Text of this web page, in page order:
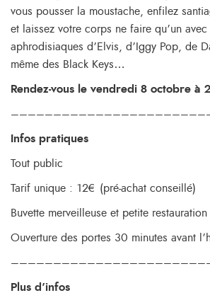
vous pousser la moustache, enfilez
et laissez votre corps ne faire qu’un
aphrodisiaques d’Elvis, d’Iggy Pop, de
même des Black Keys…
Rendez-vous le vendredi 8 octobre à
Infos pratiques
Tout public
Tarif unique : 12€ (pré-achat conseillé)
Buvette merveilleuse et petite
Ouverture des portes 30 minutes avant
Plus d’infos